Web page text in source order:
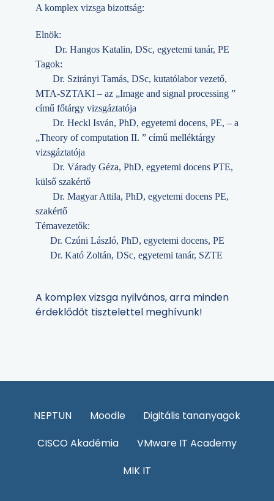
A komplex vizsga bizottság:
Elnök:
Dr. Hangos Katalin, DSc, egyetemi tanár, PE
Tagok:
Dr. Szirányi Tamás, DSc, kutatólabor vezető,
MTA-SZTAKI – az „Image and signal processing ”
című főtárgy vizsgáztatója
Dr. Heckl Isván, PhD, egyetemi docens, PE, – a
„Theory of computation II. ” című melléktárgy
vizsgáztatója
Dr. Várady Géza, PhD, egyetemi docens PTE,
külső szakértő
Dr. Magyar Attila, PhD, egyetemi docens PE,
szakértő
Témavezetők:
Dr. Czúni László, PhD, egyetemi docens, PE
Dr. Kató Zoltán, DSc, egyetemi tanár, SZTE
A komplex vizsga nyilvános, arra minden
érdeklődőt tisztelettel meghívunk!
NEPTUN Moodle
Digitális tananyagok
CISCO Akadémia
VMware IT Academy
MIK IT